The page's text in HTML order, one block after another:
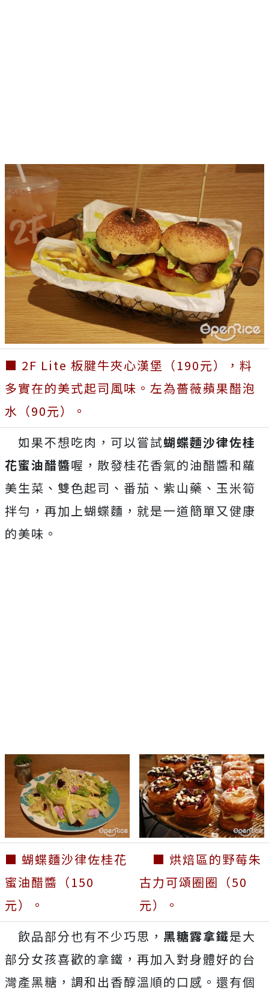
■ 2F Lite 板腱牛夾心漢堡（190元），料
多實在的美式起司風味。左為薔薇蘋果醋泡
水（90元）。
如果不想吃肉，可以嘗試蝴蝶麵沙律佐桂
花蜜油醋醬喔，散發桂花香氣的油醋醬和蘿
美生菜、雙色起司、番茄、紫山藥、玉米筍
拌勻，再加上蝴蝶麵，就是一道簡單又健康
的美味。
■ 蝴蝶麵沙律佐桂花
蜜油醋醬（150
元）。
■ 烘焙區的野莓朱
古力可頌圈圈（50
元）。
飲品部分也有不少巧思， 黑糖露拿鐵是大
部分女孩喜歡的拿鐵，再加入對身體好的台
灣產黑糖，調和出香醇溫順的口感。還有個